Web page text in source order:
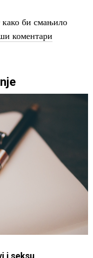
би смањило
коментари
i seksu